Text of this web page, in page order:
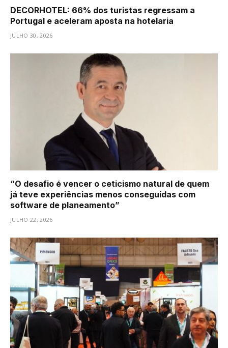
DECORHOTEL: 66% dos turistas regressam a
Portugal e aceleram aposta na hotelaria
JULHO 30, 2026
“O desafio é vencer o ceticismo natural de quem
já teve experiências menos conseguidas com
software de planeamento”
JULHO 22, 2026